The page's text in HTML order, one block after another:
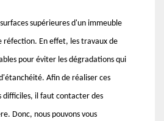
supérieures d'un immeuble
réfection. En effet, les travaux de
pour éviter les dégradations qui
Afin de réaliser ces
difficiles, il faut contacter des
Donc, nous pouvons vous